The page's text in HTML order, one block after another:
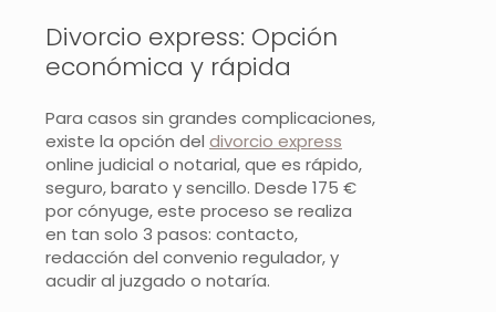
Divorcio express: Opción
económica y rápida
Para casos sin grandes complicaciones,
existe la opción del divorcio express
online judicial o notarial, que es rápido,
seguro, barato y sencillo. Desde 175 €
por cónyuge, este proceso se realiza
en tan solo 3 pasos: contacto,
redacción del convenio regulador, y
acudir al juzgado o notaría.